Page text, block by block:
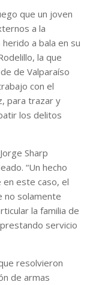
que un joven
a la
a bala en su
la que
de Valparaíso
con el
para trazar y
los delitos
Sharp
“Un hecho
este caso, el
no solamente
la familia de
servicio
resolvieron
de armas